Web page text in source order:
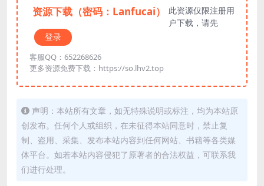
资源下载（密码：Lanfucai）
此资源仅限注册用
户下载，请先
登录
客服QQ：652268626
更多资源免费下载：https://so.lhv2.top
声明：本站所有文章，如无特殊说明或标注，均为本站原
创发布。任何个人或组织，在未征得本站同意时，禁止复
制、盗用、采集、发布本站内容到任何网站、书籍等各类媒
体平台。如若本站内容侵犯了原著者的合法权益，可联系我
们进行处理。